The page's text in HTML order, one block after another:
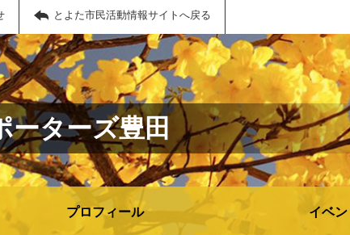
とよた市民活動情報サイトへ戻る
ーターズ豊田
プロフィール イベ